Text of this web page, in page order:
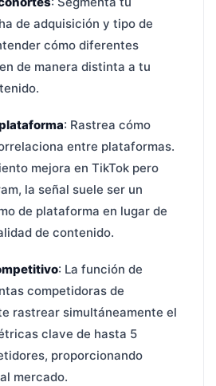
de adquisición y tipo de
cómo diferentes
de manera distinta a tu
: Rastrea cómo
entre plataformas.
mejora en TikTok pero
la señal suele ser un
de plataforma en lugar de
de contenido.
: La función de
competidoras de
rastrear simultáneamente el
clave de hasta 5
proporcionando
mercado.